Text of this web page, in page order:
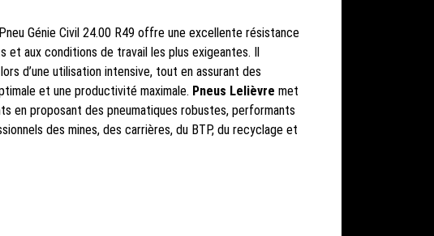
Génie Civil 24.00 R49 offre une excellente résistance
et aux conditions de travail les plus exigeantes. Il
d’une utilisation intensive, tout en assurant des
et une productivité maximale. Pneus Lelièvre met
en proposant des pneumatiques robustes, performants
des mines, des carrières, du BTP, du recyclage et